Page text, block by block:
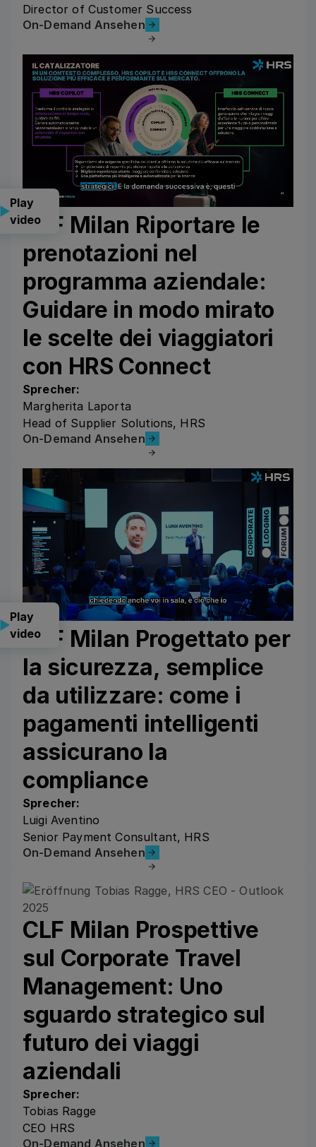
Director of Customer Success
On-Demand Ansehen
On-Demand Ansehen
Play
video
CLF Milan Riportare le
prenotazioni nel
programma aziendale:
Guidare in modo mirato
le scelte dei viaggiatori
con HRS Connect
Sprecher:
Margherita Laporta
Head of Supplier Solutions, HRS
On-Demand Ansehen
On-Demand Ansehen
Play
video
CLF Milan Progettato per
la sicurezza, semplice
da utilizzare: come i
pagamenti intelligenti
assicurano la
compliance
Sprecher:
Luigi Aventino
Senior Payment Consultant, HRS
On-Demand Ansehen
On-Demand Ansehen
CLF Milan Prospettive
sul Corporate Travel
Management: Uno
sguardo strategico sul
futuro dei viaggi
aziendali
Sprecher:
Tobias Ragge
CEO HRS
On-Demand Ansehen
On-Demand Ansehen